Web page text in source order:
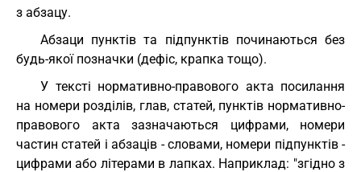
з абзацу.
Абзаци пунктів та підпунктів починаються без
будь-якої позначки (дефіс, крапка тощо).
У тексті нормативно-правового акта посилання
на номери розділів, глав, статей, пунктів нормативно-
правового акта зазначаються цифрами, номери
частин статей і абзаців - словами, номери підпунктів -
цифрами або літерами в лапках. Наприклад: "згідно з